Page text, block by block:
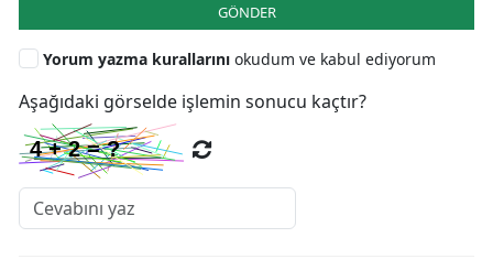
GÖNDER
Yorum yazma kurallarını okudum ve kabul ediyorum
Aşağıdaki görselde işlemin sonucu kaçtır?